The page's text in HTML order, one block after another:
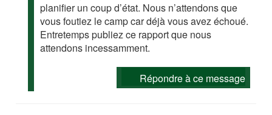
planifier un coup d’état. Nous n’attendons que
vous foutiez le camp car déjà vous avez échoué.
Entretemps publiez ce rapport que nous
attendons incessamment.
Répondre à ce message